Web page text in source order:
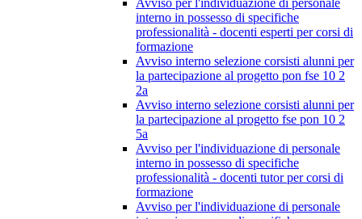
Avviso per l'individuazione di personale
interno in possesso di specifiche
professionalità - docenti esperti per corsi di
formazione
Avviso interno selezione corsisti alunni per
la partecipazione al progetto pon fse 10 2
2a
Avviso interno selezione corsisti alunni per
la partecipazione al progetto fse pon 10 2
5a
Avviso per l'individuazione di personale
interno in possesso di specifiche
professionalità - docenti tutor per corsi di
formazione
Avviso per l'individuazione di personale